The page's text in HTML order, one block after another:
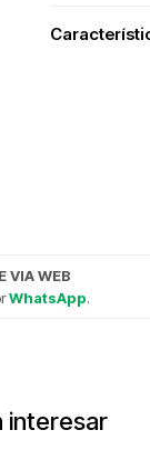
VIA WEB
WhatsApp.
interesar